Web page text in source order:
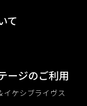
て
ージのご利⽤
イケシブライヴス